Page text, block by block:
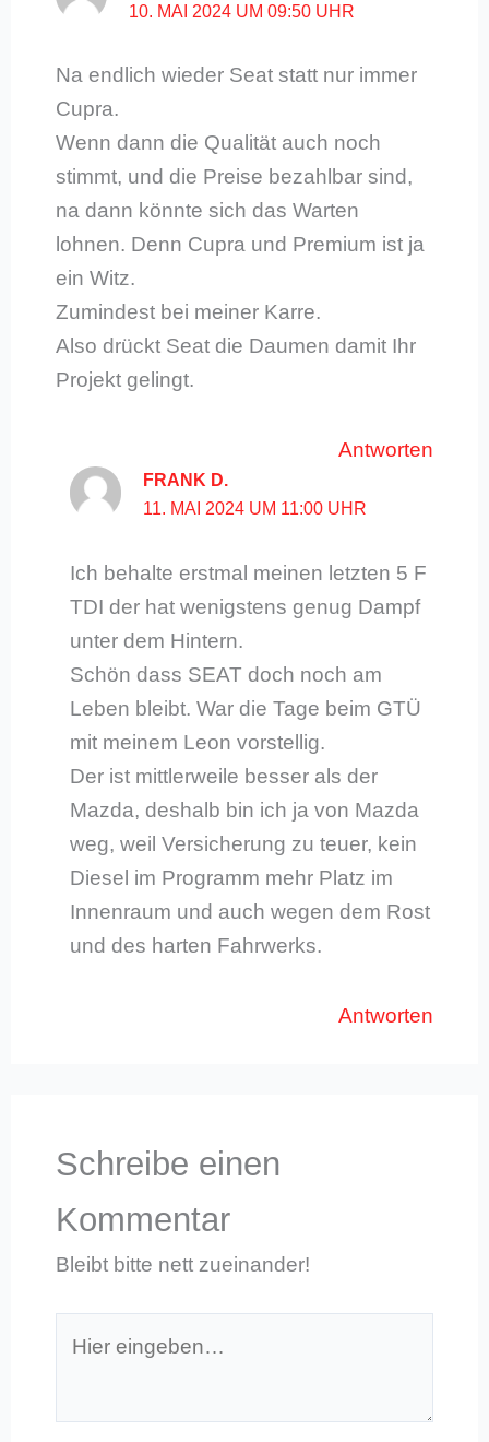
10. MAI 2024 UM 09:50 UHR
Na endlich wieder Seat statt nur immer
Cupra.
Wenn dann die Qualität auch noch
stimmt, und die Preise bezahlbar sind,
na dann könnte sich das Warten
lohnen. Denn Cupra und Premium ist ja
ein Witz.
Zumindest bei meiner Karre.
Also drückt Seat die Daumen damit Ihr
Projekt gelingt.
Antworten
FRANK D.
11. MAI 2024 UM 11:00 UHR
Ich behalte erstmal meinen letzten 5 F
TDI der hat wenigstens genug Dampf
unter dem Hintern.
Schön dass SEAT doch noch am
Leben bleibt. War die Tage beim GTÜ
mit meinem Leon vorstellig.
Der ist mittlerweile besser als der
Mazda, deshalb bin ich ja von Mazda
weg, weil Versicherung zu teuer, kein
Diesel im Programm mehr Platz im
Innenraum und auch wegen dem Rost
und des harten Fahrwerks.
Antworten
Schreibe einen
Kommentar
Bleibt bitte nett zueinander!
eingeben…